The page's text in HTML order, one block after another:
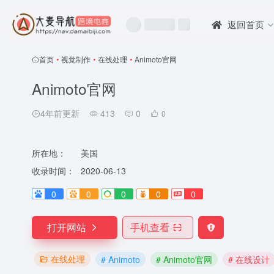
返回首页
首页 • 视觉制作 • 在线处理 • Animoto官网
Animoto官网
4年前更新 413 0 0
所在地：
美国
收录时间：
2020-06-13
0
0 0 0 0
打开网站 手机查看
在线处理 # Animoto # Animoto官网 # 在线设计